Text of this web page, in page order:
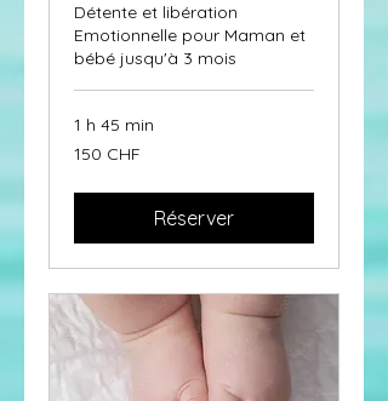
Détente et libération
Emotionnelle pour Maman et
bébé jusqu'à 3 mois
1 h 45 min
150
francs
150 CHF
Réserver